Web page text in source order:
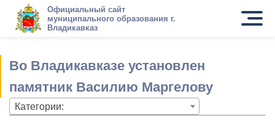
Официальный сайт
муниципального образования г.
Владикавказ
Во Владикавказе установлен
памятник Василию Маргелову
Категории: